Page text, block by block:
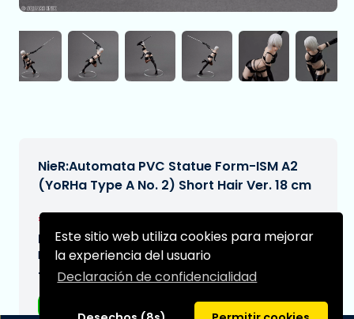
Este sitio web utiliza cookies para mejorar
la experiencia del usuario
Declaración de confidencialidad
NieR:Automata PVC Statue Form-ISM A2
(YoRHa Type A No. 2) Short Hair Ver. 18 cm
€47,99
Fecha de entrega prevista:
N/A
Tipo: